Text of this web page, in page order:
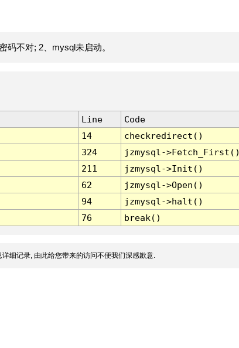
码不对; 2、mysql未启动。
Line
Code
14
checkredirect()
324
jzmysql-
211
jzmysql->Init()
62
jzmysql->Open()
94
jzmysql->halt()
76 break()
细记录, 由此给您带来的访问不便我们深感歉意.